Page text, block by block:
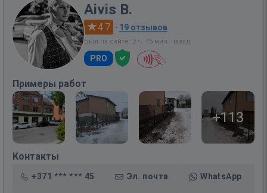
Aivis B.
4.7 · 19 отзывов
Был на сайте: 2 ч. 45 мин. назад
PRO
Примеры работ
+113
Контакты
+371 *** *** 45 Эл. почта WhatsApp